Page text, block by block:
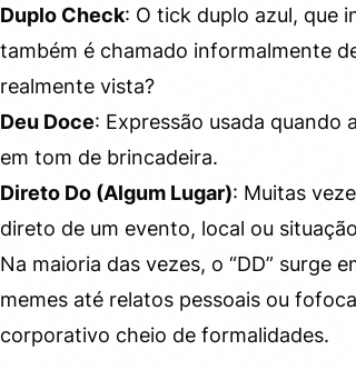
Duplo Check: O tick duplo azul, que
também é chamado informalmente
realmente vista?
Deu Doce: Expressão usada quando
em tom de brincadeira.
Direto Do (Algum Lugar): Muitas
direto de um evento, local ou
Na maioria das vezes, o “DD” surge
memes até relatos pessoais ou
corporativo cheio de formalidades.